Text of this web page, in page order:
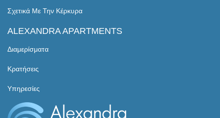
Σχετικά Με Την Κέρκυρα
ALEXANDRA APARTMENTS
Διαμερίσματα
Κρατήσεις
Υπηρεσίες